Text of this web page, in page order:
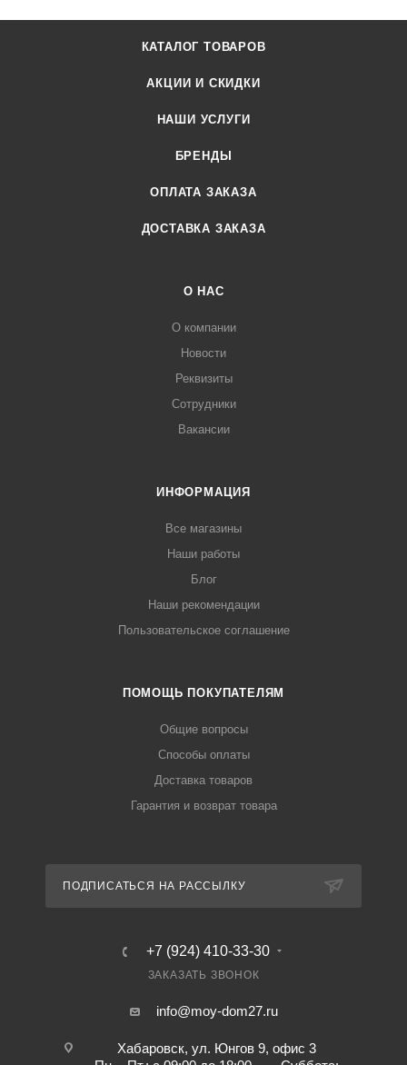
КАТАЛОГ ТОВАРОВ
АКЦИИ И СКИДКИ
НАШИ УСЛУГИ
БРЕНДЫ
ОПЛАТА ЗАКАЗА
ДОСТАВКА ЗАКАЗА
О НАС
О компании
Новости
Реквизиты
Сотрудники
Вакансии
ИНФОРМАЦИЯ
Все магазины
Наши работы
Блог
Наши рекомендации
Пользовательское соглашение
ПОМОЩЬ ПОКУПАТЕЛЯМ
Общие вопросы
Способы оплаты
Доставка товаров
Гарантия и возврат товара
ПОДПИСАТЬСЯ НА РАССЫЛКУ
+7 (924) 410-33-30
ЗАКАЗАТЬ ЗВОНОК
info@moy-dom27.ru
Хабаровск, ул. Юнгов 9, офис 3